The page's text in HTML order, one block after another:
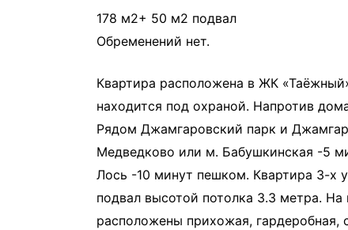
178 м2+ 50 м2 подвал
Обременений нет.
Квартира расположена в ЖК
находится под охраной. Напротив
Рядом Джамгаровский парк и
Медведково или м. Бабушкинская -5
Лось -10 минут пешком. Квартира 3-х
подвал высотой потолка 3.3 метра.
расположены прихожая, гардеробная,